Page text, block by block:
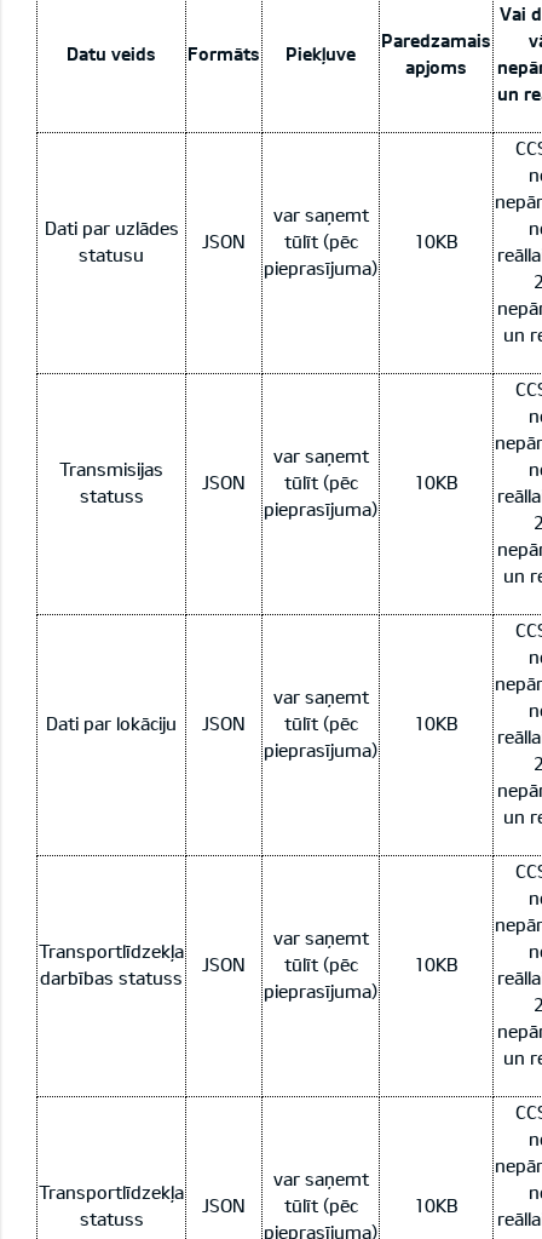
Datu veids Formāts Piekļuve
Paredzamais
apjoms
Vai
un
Dati par uzlādes
statusu
JSON
var saņemt
tūlīt (pēc
pieprasījuma)
10KB
un
Transmisijas
statuss
JSON
var saņemt
tūlīt (pēc
pieprasījuma)
10KB
un
Dati par lokāciju JSON
var saņemt
tūlīt (pēc
pieprasījuma)
10KB
un
Transportlīdzekļa
darbības statuss
JSON
var saņemt
tūlīt (pēc
pieprasījuma)
10KB
un
Transportlīdzekļa
statuss
JSON
var saņemt
tūlīt (pēc
pieprasījuma)
10KB